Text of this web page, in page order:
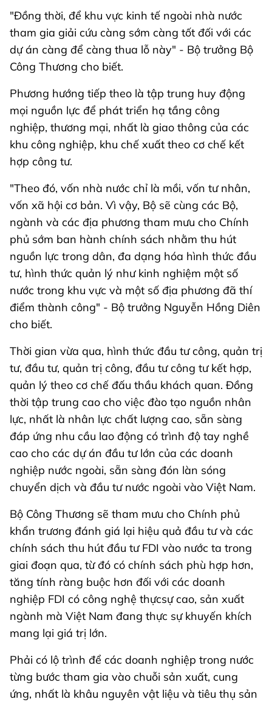
"Đồng thời, để khu vực kinh tế ngoài nhà nước
tham gia giải cứu càng sớm càng tốt đối với các
dự án càng để càng thua lỗ này" - Bộ trưởng Bộ
Công Thương cho biết.
Phương hướng tiếp theo là tập trung huy động
mọi nguồn lực để phát triển hạ tầng công
nghiệp, thương mại, nhất là giao thông của các
khu công nghiệp, khu chế xuất theo cơ chế kết
hợp công tư.
"Theo đó, vốn nhà nước chỉ là mồi, vốn tư nhân,
vốn xã hội cơ bản. Vì vậy, Bộ sẽ cùng các Bộ,
ngành và các địa phương tham mưu cho Chính
phủ sớm ban hành chính sách nhằm thu hút
nguồn lực trong dân, đa dạng hóa hình thức đầu
tư, hình thức quản lý như kinh nghiệm một số
nước trong khu vực và một số địa phương đã thí
điểm thành công" - Bộ trưởng Nguyễn Hồng Diên
cho biết.
Thời gian vừa qua, hình thức đầu tư công, quản trị
tư, đầu tư, quản trị công, đầu tư công tư kết hợp,
quản lý theo cơ chế đấu thầu khách quan. Đồng
thời tập trung cao cho việc đào tạo nguồn nhân
lực, nhất là nhân lực chất lượng cao, sẵn sàng
đáp ứng nhu cầu lao động có trình độ tay nghề
cao cho các dự án đầu tư lớn của các doanh
nghiệp nước ngoài, sẵn sàng đón làn sóng
chuyển dịch và đầu tư nước ngoài vào Việt Nam.
Bộ Công Thương sẽ tham mưu cho Chính phủ
khẩn trương đánh giá lại hiệu quả đầu tư và các
chính sách thu hút đầu tư FDI vào nước ta trong
giai đoạn qua, từ đó có chính sách phù hợp hơn,
tăng tính ràng buộc hơn đối với các doanh
nghiệp FDI có công nghệ thựcsự cao, sản xuất
ngành mà Việt Nam đang thực sự khuyến khích
mang lại giá trị lớn.
Phải có lộ trình để các doanh nghiệp trong nước
từng bước tham gia vào chuỗi sản xuất, cung
ứng, nhất là khâu nguyên vật liệu và tiêu thụ sản